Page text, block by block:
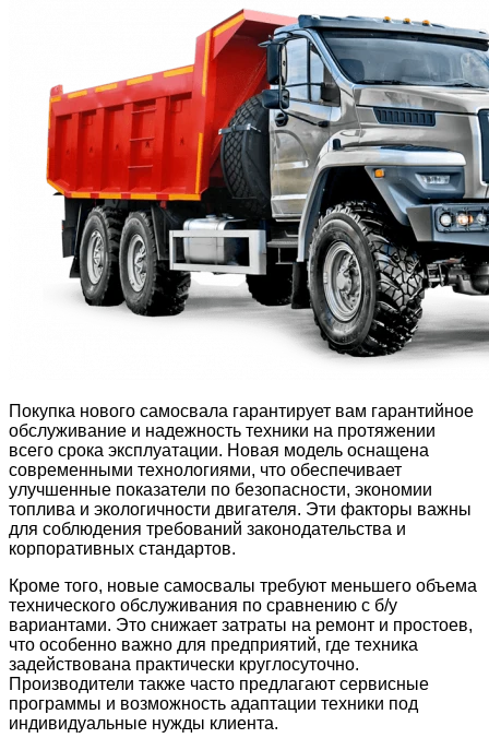
Покупка нового самосвала гарантирует вам гарантийное
обслуживание и надежность техники на протяжении
всего срока эксплуатации. Новая модель оснащена
современными технологиями, что обеспечивает
улучшенные показатели по безопасности, экономии
топлива и экологичности двигателя. Эти факторы важны
для соблюдения требований законодательства и
корпоративных стандартов.
Кроме того, новые самосвалы требуют меньшего объема
технического обслуживания по сравнению с б/у
вариантами. Это снижает затраты на ремонт и простоев,
что особенно важно для предприятий, где техника
задействована практически круглосуточно.
Производители также часто предлагают сервисные
программы и возможность адаптации техники под
индивидуальные нужды клиента.